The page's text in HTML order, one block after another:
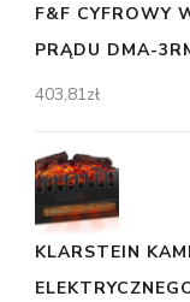
F&F CYFROWY
PRĄDU DMA-
403,81zł
KLARSTEIN